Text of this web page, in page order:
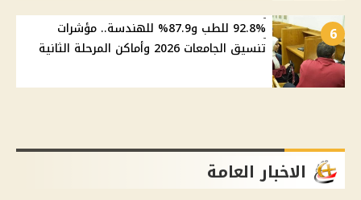
6
92.8% للطب و87.9% للهندسة.. مؤشرات
تنسيق الجامعات 2026 وأماكن المرحلة الثانية
الاخبار العامة